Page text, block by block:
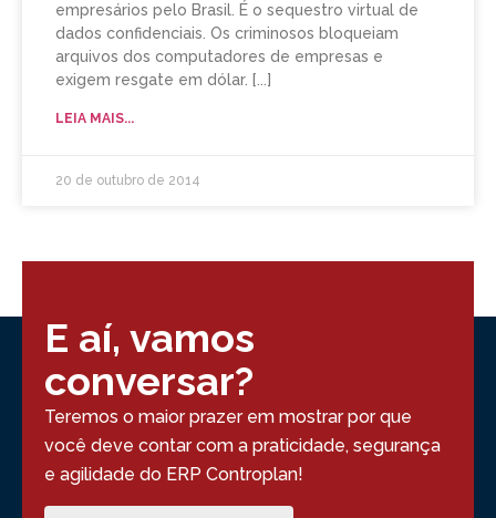
empresários pelo Brasil. É o sequestro virtual de
dados confidenciais. Os criminosos bloqueiam
arquivos dos computadores de empresas e
exigem resgate em dólar.
LEIA MAIS...
20 de outubro de 2014
E aí, vamos
conversar?
Teremos o maior prazer em mostrar por que
você deve contar com a praticidade, segurança
e agilidade do ERP Controplan!